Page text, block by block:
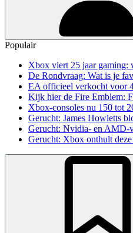
Populair
Xbox viert 25 jaar gaming:
De Rondvraag: Wat is je
EA officieel verkocht voor
Kijk hier de Fire Emblem:
Xbox-consoles nu 150 tot
Gerucht: James Howletts
Gerucht: Nvidia- en AMD-
Gerucht: Xbox onthult